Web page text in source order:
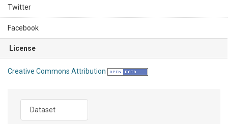
Twitter
Facebook
License
Creative Commons Attribution
Dataset